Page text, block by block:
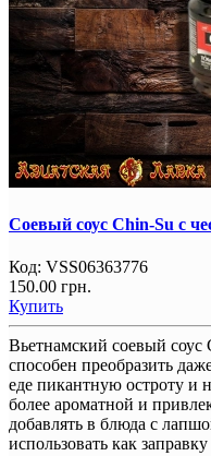
Соевый соус Chin-Su с
Код: VSS06363776
150.00 грн.
Купить
Вьетнамский соевый соус
способен преобразить
еде пикантную остроту и
более ароматной и
добавлять в блюда с
использовать как